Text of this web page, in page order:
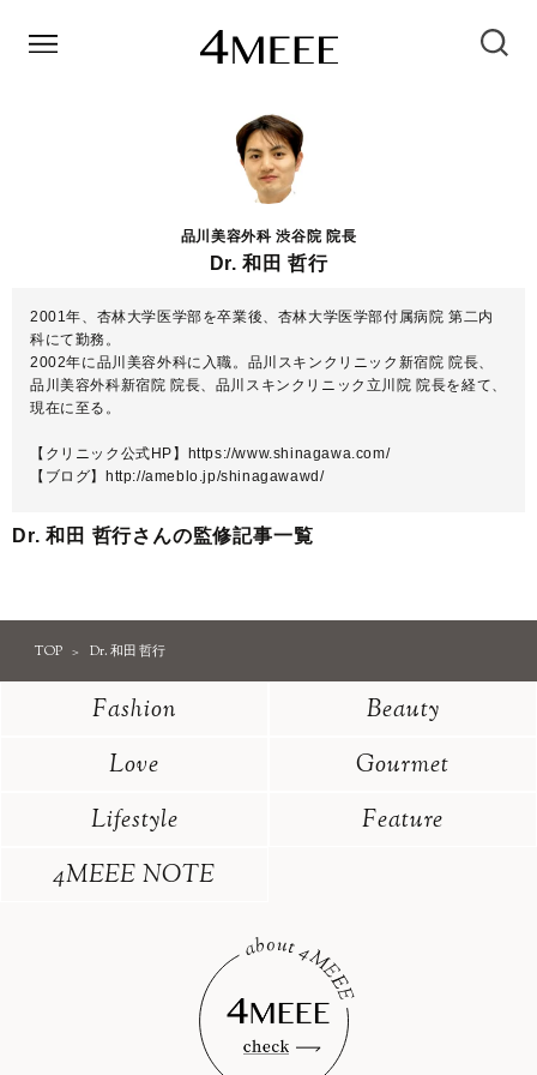
品川美容外科 渋谷院 院長
Dr. 和田 哲行
2001年、杏林大学医学部を卒業後、杏林大学医学部付属病院 第二内
科にて勤務。
2002年に品川美容外科に入職。品川スキンクリニック新宿院 院長、
品川美容外科新宿院 院長、品川スキンクリニック立川院 院長を経て、
現在に至る。
【クリニック公式HP】
https://www.shinagawa.com/
【ブログ】
http://ameblo.jp/shinagawawd/
Dr. 和田 哲行さんの監修記事一覧
TOP Dr. 和田 哲行
Fashion
Beauty
Love
Gourmet
Lifestyle
Feature
4MEEE NOTE